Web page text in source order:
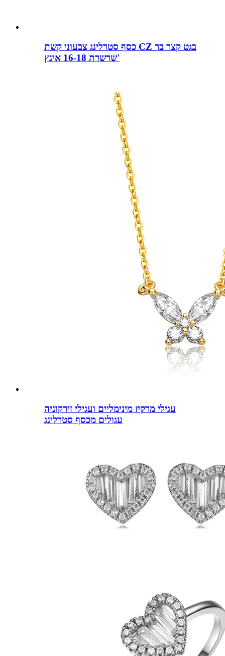
כסף סטרלינג צבעוני קשת CZ בגט קצר בר
שרשרת 16-18 אינץ'
עגילי מרקיז מינימליים ועגילי זירקוניה
עגולים מכסף סטרלינג